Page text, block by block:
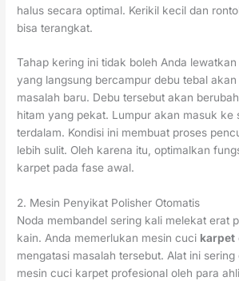
halus secara optimal. Kerikil kecil dan
bisa terangkat.
Tahap kering ini tidak boleh Anda
yang langsung bercampur debu tebal
masalah baru. Debu tersebut akan
hitam yang pekat. Lumpur akan masuk ke
terdalam. Kondisi ini membuat proses
lebih sulit. Oleh karena itu, optimalkan
karpet pada fase awal.
2. Mesin Penyikat Polisher Otomatis
Noda membandel sering kali melekat erat
kain. Anda memerlukan mesin cuci karpet
mengatasi masalah tersebut. Alat ini
mesin cuci karpet profesional oleh para